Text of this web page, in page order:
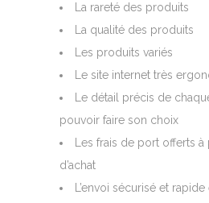
La rareté des produits
La qualité des produits
Les produits variés
Le site internet très
Le détail précis de
pouvoir faire son choix
Les frais de port offerts
d’achat
L’envoi sécurisé et rapide